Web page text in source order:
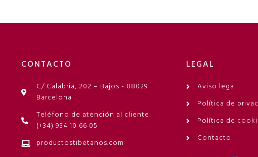
CONTACTO
C/ Calabria, 202 – Bajos - 08029
Barcelona
Teléfono de atención al cliente:
(+34) 934 10 66 05
productostibetanos.com
LEGAL
Aviso legal
Política de
Política de
Contacto